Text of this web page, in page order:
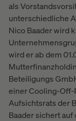
als
unterschiedliche
Nico Baader wird
wird er ab dem
Beteiligungs
einer Cooling-Off-
Aufsichtsrats der
Baader sichert